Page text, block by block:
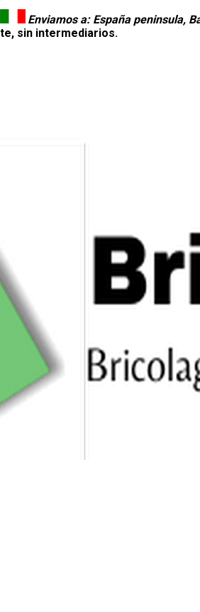
Enviamos a: España peninsula,
sin intermediarios.